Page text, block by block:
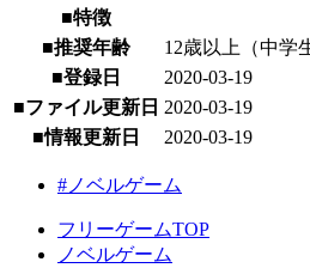
■特徴
■推奨年齢
12歳以上（中学
■登録日
2020-03-19
■ファイル更新日 2020-03-19
■情報更新日
2020-03-19
#ノベルゲーム
フリーゲームTOP
ノベルゲーム